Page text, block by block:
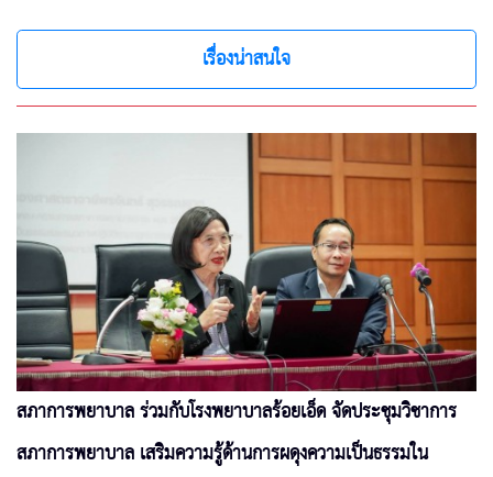
เรื่องน่าสนใจ
สภาการพยาบาล ร่วมกับโรงพยาบาลร้อยเอ็ด จัดประชุมวิชาการ
สภาการพยาบาล เสริมความรู้ด้านการผดุงความเป็นธรรมใน